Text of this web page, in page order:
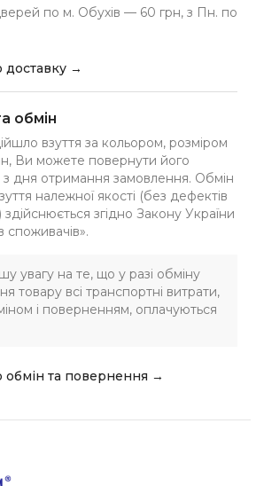
по м. Обухів — 60 грн, з Пн. по
доставку →
обмін
взуття за кольором, розміром
Ви можете повернути його
з дня отримання замовлення. Обмін
належної якості (без дефектів
здійснюється згідно Закону України
споживачів».
увагу на те, що у разі обміну
товару всі транспортні витрати,
і поверненням, оплачуються
обмін та повернення →